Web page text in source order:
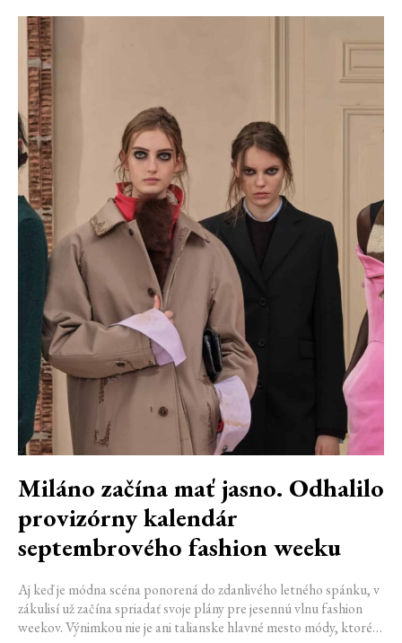
Miláno začína mať jasno. Odhalilo
provizórny kalendár
septembrového fashion weeku
Aj keď je módna scéna ponorená do zdanlivého letného spánku, v
zákulisí už začína spriadať svoje plány pre jesennú vlnu fashion
weekov. Výnimkou nie je ani talianske hlavné mesto módy, ktoré